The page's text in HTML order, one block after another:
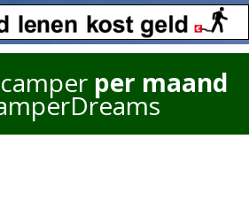
per maand